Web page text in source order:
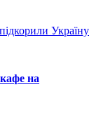
Україну
на